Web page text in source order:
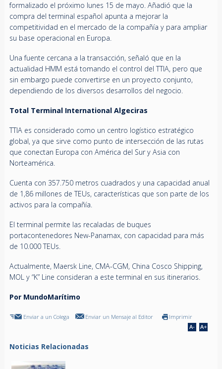
formalizado el próximo lunes 15 de mayo. Añadió que la
compra del terminal español apunta a mejorar la
competitividad en el mercado de la compañía y para ampliar
su base operacional en Europa.
Una fuente cercana a la transacción, señaló que en la
actualidad HMM está tomando el control del TTIA, pero que
sin embargo puede convertirse en un proyecto conjunto,
dependiendo de los diversos desarrollos del negocio.
Total Terminal International Algeciras
TTIA es considerado como un centro logístico estratégico
global, ya que sirve como punto de intersección de las rutas
que conectan Europa con América del Sur y Asia con
Norteamérica.
Cuenta con 357.750 metros cuadrados y una capacidad anual
de 1,86 millones de TEUs, características que son parte de los
activos para la compañía.
El terminal permite las recaladas de buques
portacontenedores New-Panamax, con capacidad para más
de 10.000 TEUs.
Actualmente, Maersk Line, CMA-CGM, China Cosco Shipping,
MOL y “K” Line consideran a este terminal en sus itinerarios.
Por MundoMarítimo
Enviar a un Colega Enviar un Mensaje al Editor Imprimir
Noticias Relacionadas